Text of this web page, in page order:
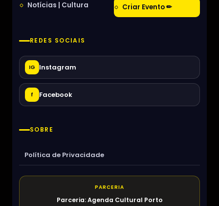
Notícias | Cultura Criar Evento ✏
REDES SOCIAIS
IG Instagram
f Facebook
SOBRE
Política de Privacidade
PARCERIA
Parceria: Agenda Cultural Porto